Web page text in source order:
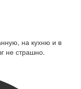
на кухню и в
не страшно.